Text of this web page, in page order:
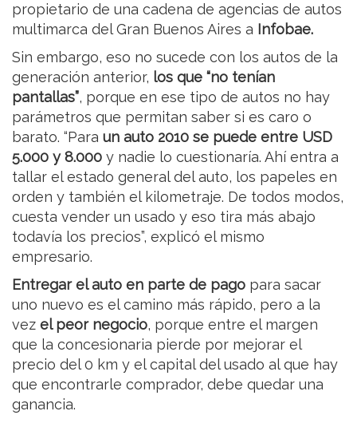
propietario de una cadena de agencias de autos
multimarca del Gran Buenos Aires a Infobae.
Sin embargo, eso no sucede con los autos de la
generación anterior, los que “no tenían
pantallas”, porque en ese tipo de autos no hay
parámetros que permitan saber si es caro o
barato. “Para un auto 2010 se puede entre USD
5.000 y 8.000 y nadie lo cuestionaría. Ahí entra a
tallar el estado general del auto, los papeles en
orden y también el kilometraje. De todos modos,
cuesta vender un usado y eso tira más abajo
todavía los precios”, explicó el mismo
empresario.
Entregar el auto en parte de pago para sacar
uno nuevo es el camino más rápido, pero a la
vez el peor negocio, porque entre el margen
que la concesionaria pierde por mejorar el
precio del 0 km y el capital del usado al que hay
que encontrarle comprador, debe quedar una
ganancia.